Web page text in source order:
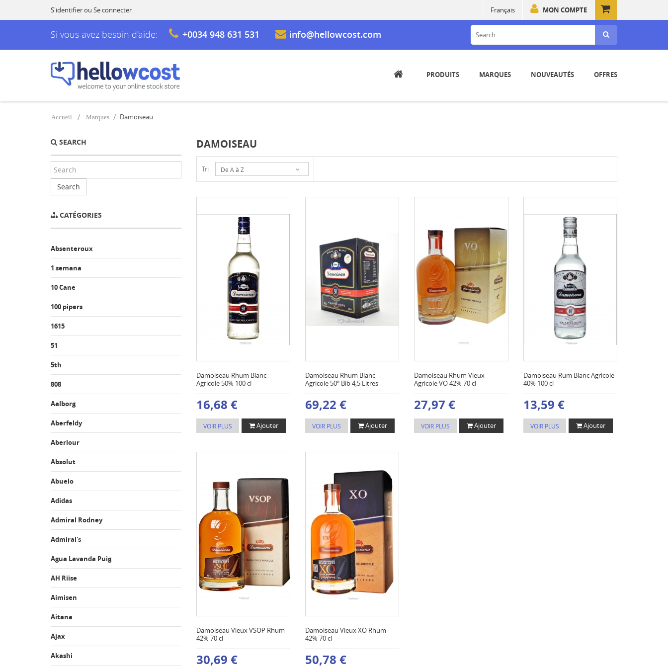
S'identifierou Se connecter MON COMPTE
Français
Si vous avez besoin d'aide: +0034 948 631 531 info@hellowcost.com
PRODUITS MARQUES NOUVEAUTÉS OFFRES
Accueil Marques Damoiseau
SEARCH
Search
CATÉGORIES
Absenteroux
1 semana
10 Cane
100 pipers
1615
51
5th
808
Aalborg
Aberfeldy
Aberlour
Absolut
Abuelo
Adidas
Admiral Rodney
Admiral's
Agua Lavanda Puig
AH Riise
Aimisen
Aitana
Ajax
Akashi
DAMOISEAU
Tri De A à Z
Damoiseau Rhum Blanc
Agricole 50% 100 cl
16,68 €
VOIR PLUS Ajouter
Damoiseau Rhum Blanc
Agricole 50º Bib 4,5 Litres
69,22 €
VOIR PLUS Ajouter
Damoiseau Rhum Vieux
Agricole VO 42% 70 cl
27,97 €
VOIR PLUS Ajouter
Damoiseau Rum Blanc Agricole
40% 100 cl
13,59 €
VOIR PLUS Ajouter
Damoiseau Vieux VSOP Rhum
42% 70 cl
30,69 €
Damoiseau Vieux XO Rhum
42% 70 cl
50,78 €